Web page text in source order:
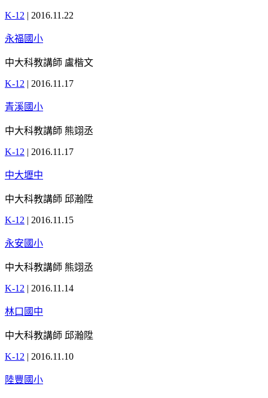
K-12 | 2016.11.22
永福國小
中大科教講師 盧楷文
K-12 | 2016.11.17
青溪國小
中大科教講師 熊翊丞
K-12 | 2016.11.17
中大壢中
中大科教講師 邱瀚陞
K-12 | 2016.11.15
永安國小
中大科教講師 熊翊丞
K-12 | 2016.11.14
林口國中
中大科教講師 邱瀚陞
K-12 | 2016.11.10
陸豐國小